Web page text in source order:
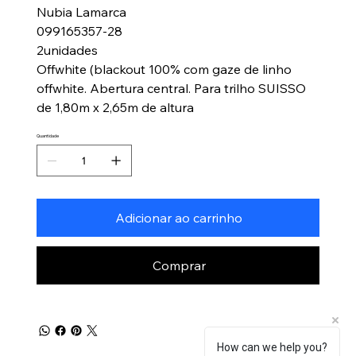
Nubia Lamarca
099165357-28
2unidades
Offwhite (blackout 100% com gaze de linho
offwhite. Abertura central. Para trilho SUISSO
de 1,80m x 2,65m de altura
Quantidade
Adicionar ao carrinho
Comprar
How can we help you?